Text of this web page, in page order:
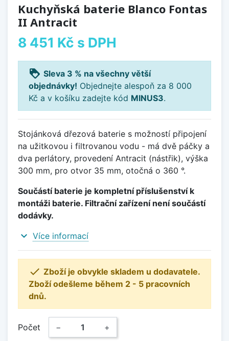
Kuchyňská baterie Blanco Fontas
II Antracit
8 451 Kč s DPH
loyalty Sleva 3 % na všechny větší
objednávky! Objednejte alespoň za 8 000
Kč a v košíku zadejte kód MINUS3.
Stojánková dřezová baterie s možností připojení
na užitkovou i filtrovanou vodu - má dvě páčky a
dva perlátory, provedení Antracit (nástřik), výška
300 mm, pro otvor 35 mm, otočná o 360 °.
Součástí baterie je kompletní příslušenství k
montáži baterie. Filtrační zařízení není součástí
dodávky.
expand_more Více informací
 Zboží je obvykle skladem u dodavatele.
Zboží odešleme během 2 - 5 pracovních
dnů.
Počet − +